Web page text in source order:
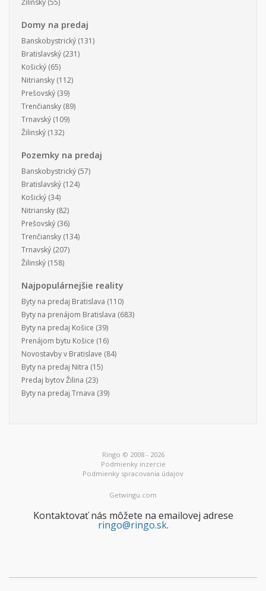
Žilinský (55)
Domy na predaj
Banskobystrický (131)
Bratislavský (231)
Košický (65)
Nitriansky (112)
Prešovský (39)
Trenčiansky (89)
Trnavský (109)
Žilinský (132)
Pozemky na predaj
Banskobystrický (57)
Bratislavský (124)
Košický (34)
Nitriansky (82)
Prešovský (36)
Trenčiansky (134)
Trnavský (207)
Žilinský (158)
Najpopulárnejšie reality
Byty na predaj Bratislava (110)
Byty na prenájom Bratislava (683)
Byty na predaj Košice (39)
Prenájom bytu Košice (16)
Novostavby v Bratislave (84)
Byty na predaj Nitra (15)
Predaj bytov Žilina (23)
Byty na predaj Trnava (39)
Ringo © 2008 - 2026
Podmienky inzercie
Podmienky spracovania údajov
Getwingu.com
Kontaktovať nás môžete na emailovej adrese
ringo@ringo.sk.